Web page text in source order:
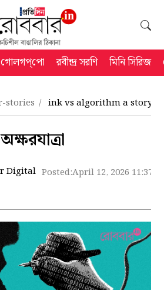
গোলগপ্‌পো রবীন্দ্র সরণি মিনি সিরিজ
stories ink vs algorithm a
অক্ষরযাত্রা
Digital Posted:April 12, 2026 11:37